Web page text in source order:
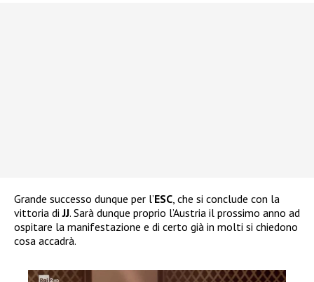
Grande successo dunque per l’ESC, che si conclude con la
vittoria diJJ. Sarà dunque proprio l’Austria il prossimo anno ad
ospitare la manifestazione e di certo già in molti si chiedono
cosa accadrà.